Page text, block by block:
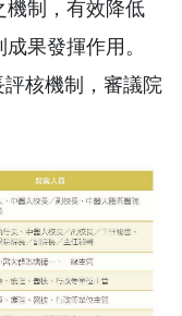
機制，有效降低
果發揮作用。
核機制，審議院